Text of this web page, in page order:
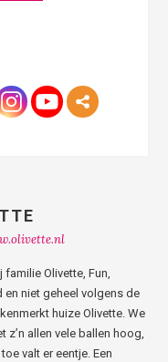
familie Olivette, Fun,
en niet geheel volgens de
huize Olivette. We
z’n allen vele ballen hoog,
valt er eentje. Een